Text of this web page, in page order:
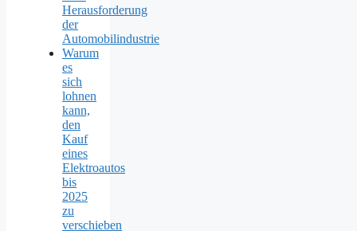
Herausforderung
der
Automobilindustrie
Warum
es
sich
lohnen
kann,
den
Kauf
eines
Elektroautos
bis
2025
zu
verschieben